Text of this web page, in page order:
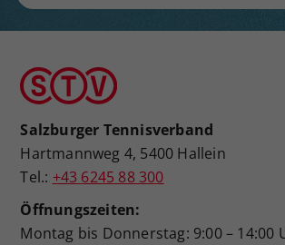
Salzburger Tennisverband
Hartmannweg 4, 5400 Hallein
Tel.: +43 6245 88 300
Öffnungszeiten:
Montag bis Donnerstag: 9:00 – 14:00